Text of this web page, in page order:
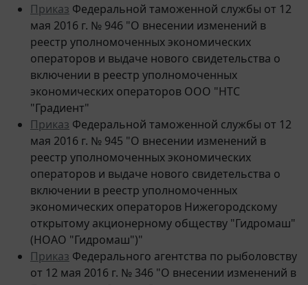
мая 2016 г. № 946 "О внесении изменений в
реестр уполномоченных экономических
операторов и выдаче нового свидетельства о
включении в реестр уполномоченных
экономических операторов ООО "НТС
"Градиент"
ПриказФедеральной таможенной службы от 12
мая 2016 г. № 945 "О внесении изменений в
реестр уполномоченных экономических
операторов и выдаче нового свидетельства о
включении в реестр уполномоченных
экономических операторов Нижегородскому
открытому акционерному обществу "Гидромаш"
(НОАО "Гидромаш")"
Приказ Федерального агентства по рыболовству
от 12 мая 2016 г. № 346 "О внесении изменений в
Положение о Северо-Восточном